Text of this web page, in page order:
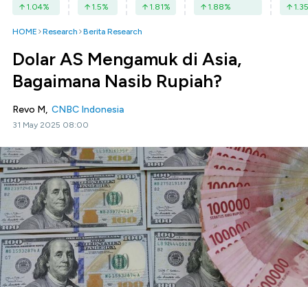
1.04% 1.5% 1.81% 1.88% 1.35
HOME Research Berita Research
Dolar AS Mengamuk di Asia,
Bagaimana Nasib Rupiah?
Revo M, CNBC Indonesia
31 May 2025 08:00